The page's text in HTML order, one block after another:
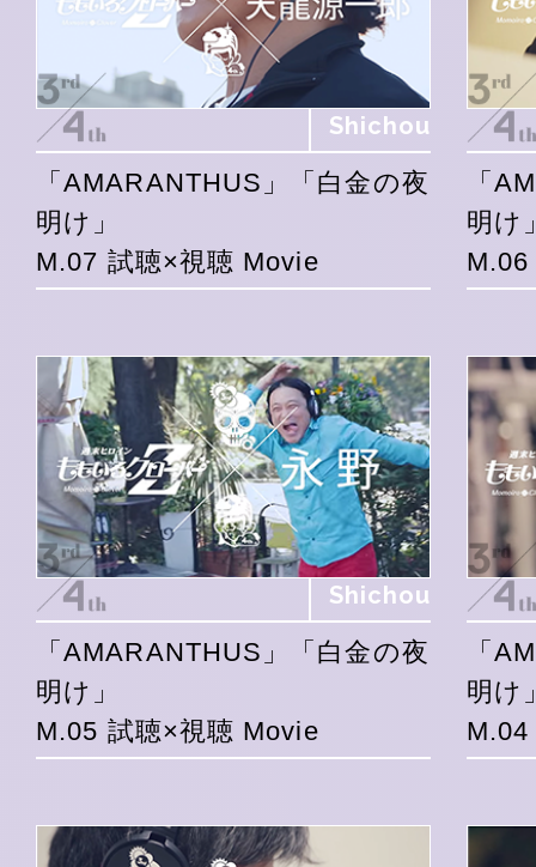
Shichou
「AMARANTHUS」「白金の夜
明け」
M.07 試聴×視聴 Movie
「
明け
Shichou
「AMARANTHUS」「白金の夜
明け」
M.05 試聴×視聴 Movie
「
明け